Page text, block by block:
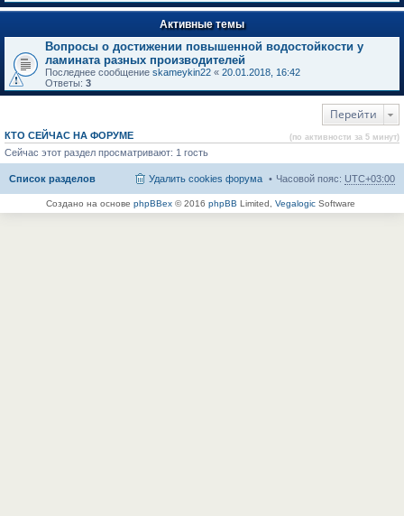
Активные темы
Вопросы о достижении повышенной водостойкости у
ламината разных производителей
Последнее сообщение skameykin22 « 20.01.2018, 16:42
Ответы: 3
Перейти
КТО СЕЙЧАС НА ФОРУМЕ (по активности за 5 минут)
Сейчас этот раздел просматривают: 1 гость
Список разделов Часовой пояс: UTC+03:00
Удалить cookies форума
Создано на основе phpBBex© 2016 phpBB Limited, VegalogicSoftware